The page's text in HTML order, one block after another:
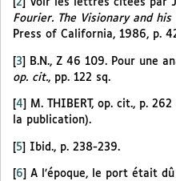
2 Voir les lettres citées par
Fourier. The Visionary and his
Press of California, 1986, p.
[3]
B.N., Z 46 109. Pour une
op. cit., pp. 122 sq.
4
M. THIBERT, op. cit., p.
la publication).
[5] Ibid., p. 238-239.
6
A l’époque, le port était